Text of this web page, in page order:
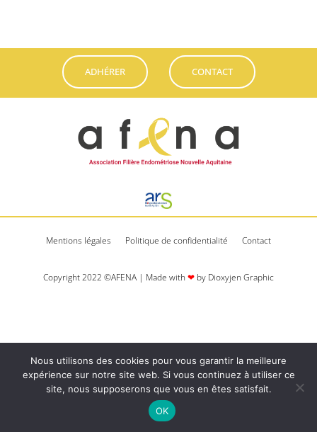
ADHÉRER CONTACT
Mentions légales Politique de confidentialité Contact
Copyright 2022 ©AFENA | Made with ❤ by Dioxyjen Graphic​​
Nous utilisons des cookies pour vous garantir la meilleure
expérience sur notre site web. Si vous continuez à utiliser ce
site, nous supposerons que vous en êtes satisfait.
OK